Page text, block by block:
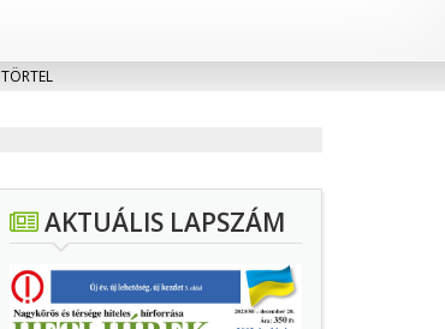
TÖRTEL
AKTUÁLIS LAPSZÁM